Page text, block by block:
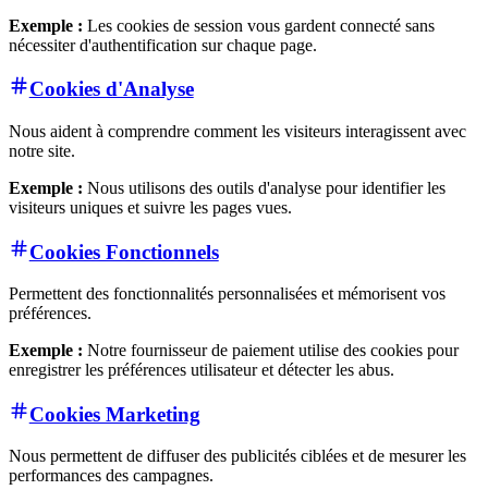
Exemple : Les cookies de session vous gardent connecté sans
nécessiter d'authentification sur chaque page.
Cookies d'Analyse
Nous aident à comprendre comment les visiteurs interagissent avec
notre site.
Exemple : Nous utilisons des outils d'analyse pour identifier les
visiteurs uniques et suivre les pages vues.
Cookies Fonctionnels
Permettent des fonctionnalités personnalisées et mémorisent vos
préférences.
Exemple : Notre fournisseur de paiement utilise des cookies pour
enregistrer les préférences utilisateur et détecter les abus.
Cookies Marketing
Nous permettent de diffuser des publicités ciblées et de mesurer les
performances des campagnes.